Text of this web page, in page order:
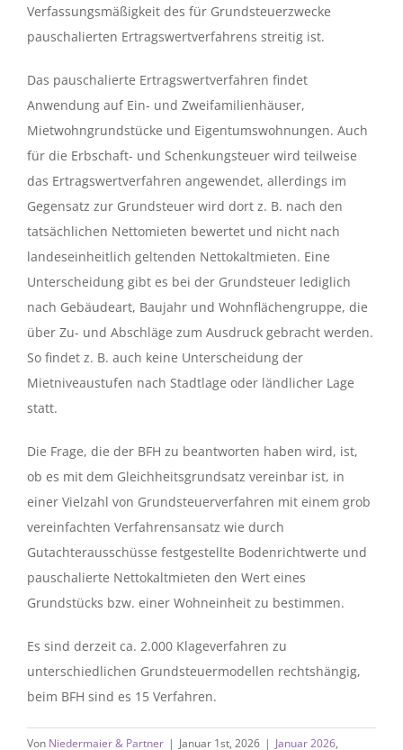
Verfassungsmäßigkeit des für Grundsteuerzwecke
pauschalierten Ertragswertverfahrens streitig ist.
Das pauschalierte Ertragswertverfahren findet
Anwendung auf Ein- und Zweifamilienhäuser,
Mietwohngrundstücke und Eigentumswohnungen. Auch
für die Erbschaft- und Schenkungsteuer wird teilweise
das Ertragswertverfahren angewendet, allerdings im
Gegensatz zur Grundsteuer wird dort z. B. nach den
tatsächlichen Nettomieten bewertet und nicht nach
landeseinheitlich geltenden Nettokaltmieten. Eine
Unterscheidung gibt es bei der Grundsteuer lediglich
nach Gebäudeart, Baujahr und Wohnflächengruppe, die
über Zu- und Abschläge zum Ausdruck gebracht werden.
So findet z. B. auch keine Unterscheidung der
Mietniveaustufen nach Stadtlage oder ländlicher Lage
statt.
Die Frage, die der BFH zu beantworten haben wird, ist,
ob es mit dem Gleichheitsgrundsatz vereinbar ist, in
einer Vielzahl von Grundsteuerverfahren mit einem grob
vereinfachten Verfahrensansatz wie durch
Gutachterausschüsse festgestellte Bodenrichtwerte und
pauschalierte Nettokaltmieten den Wert eines
Grundstücks bzw. einer Wohneinheit zu bestimmen.
Es sind derzeit ca. 2.000 Klageverfahren zu
unterschiedlichen Grundsteuermodellen rechtshängig,
beim BFH sind es 15 Verfahren.
Von Niedermaier & Partner | Januar 1st, 2026 | Januar 2026,